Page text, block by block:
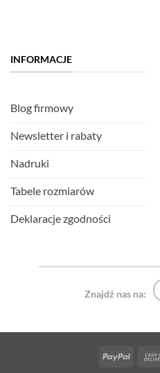
INFORMACJE
Blog firmowy
Newsletter i rabaty
Nadruki
Tabele rozmiarów
Deklaracje zgodności
Znajdź nas na:
PayPal